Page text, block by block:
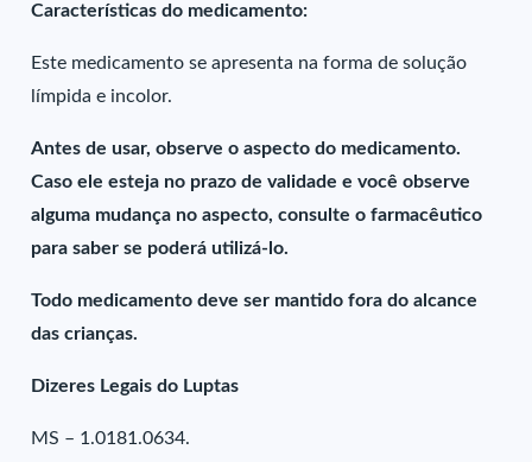
Características do medicamento:
Este medicamento se apresenta na forma de solução
límpida e incolor.
Antes de usar, observe o aspecto do medicamento.
Caso ele esteja no prazo de validade e você observe
alguma mudança no aspecto, consulte o farmacêutico
para saber se poderá utilizá-lo.
Todo medicamento deve ser mantido fora do alcance
das crianças.
Dizeres Legais do Luptas
MS – 1.0181.0634.